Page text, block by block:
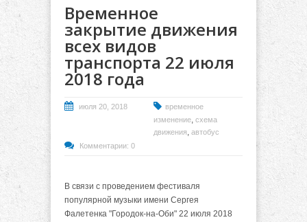
Временное
закрытие движения
всех видов
транспорта 22 июля
2018 года
июля 20, 2018
временное
изменение схема
движения автобус
Комментарии: 0
В связи с проведением фестиваля
популярной музыки имени Сергея
Фалетенка "Городок-на-Оби" 22 июля 2018